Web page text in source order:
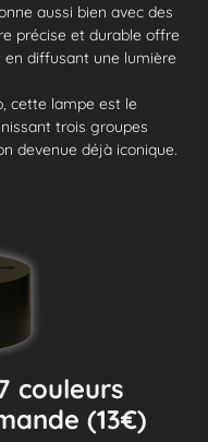
aussi bien avec des
précise et durable offre
diffusant une lumière
cette lampe est le
trois groupes
devenue déjà iconique.
couleurs
(13€)